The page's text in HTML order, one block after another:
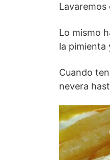
Lavaremos
Lo mismo
la pimienta
Cuando
nevera